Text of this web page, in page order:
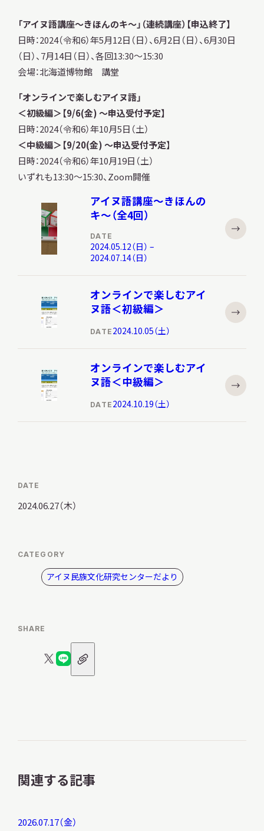
「アイヌ語講座～きほんのキ～」（連続講座）【申込終了】
日時：2024（令和6）年5月12日（日）、6月2日（日）、6月30日
（日）、7月14日（日）、各回13:30～15:30
会場：北海道博物館 講堂
「オンラインで楽しむアイヌ語」
＜初級編＞【9/6(金) ～申込受付予定】
日時：2024（令和6）年10月5日（土）
＜中級編＞【9/20(金) ～申込受付予定】
日時：2024（令和6）年10月19日（土）
いずれも13:30～15:30、Zoom開催
アイヌ語講座～きほんの
キ～（全4回）
DATE
2024.05.12（日） –
2024.07.14（日）
オンラインで楽しむアイ
ヌ語＜初級編＞
DATE 2024.10.05（土）
オンラインで楽しむアイ
ヌ語＜中級編＞
DATE 2024.10.19（土）
DATE
2024.06.27（木）
CATEGORY
アイヌ民族文化研究センターだより
SHARE
X
LINE
URL
ア
イ
関連する記事
2026.07.17（金）